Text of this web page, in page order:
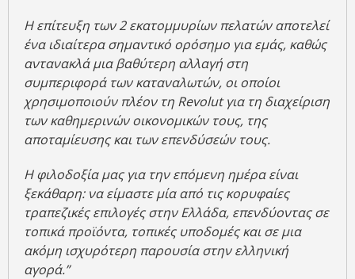
Η επίτευξη των 2 εκατομμυρίων πελατών αποτελεί
ένα ιδιαίτερα σημαντικό ορόσημο για εμάς, καθώς
αντανακλά μια βαθύτερη αλλαγή στη
συμπεριφορά των καταναλωτών, οι οποίοι
χρησιμοποιούν πλέον τη Revolut για τη διαχείριση
των καθημερινών οικονομικών τους, της
αποταμίευσης και των επενδύσεών τους.
Η φιλοδοξία μας για την επόμενη ημέρα είναι
ξεκάθαρη: να είμαστε μία από τις κορυφαίες
τραπεζικές επιλογές στην Ελλάδα, επενδύοντας σε
τοπικά προϊόντα, τοπικές υποδομές και σε μια
ακόμη ισχυρότερη παρουσία στην ελληνική
αγορά.”